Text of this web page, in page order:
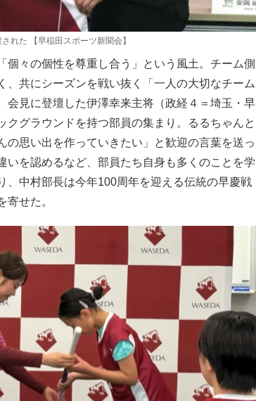
れた 【早稲田スポーツ新聞会】
個々の個性を尊重し合う」という風土。チーム側
、共にシーズンを戦い抜く「一人の大切なチーム
会見に登壇した伊澤幸来主将（政経４＝埼玉・早
クグラウンドを持つ部員の集まり。るるちゃんと
の思い出を作っていきたい」と歓迎の言葉を送っ
いを認めるなど、部員たち自身も多くのことを学
、中村部長は今年100周年を迎える伝統の早慶戦
寄せた。